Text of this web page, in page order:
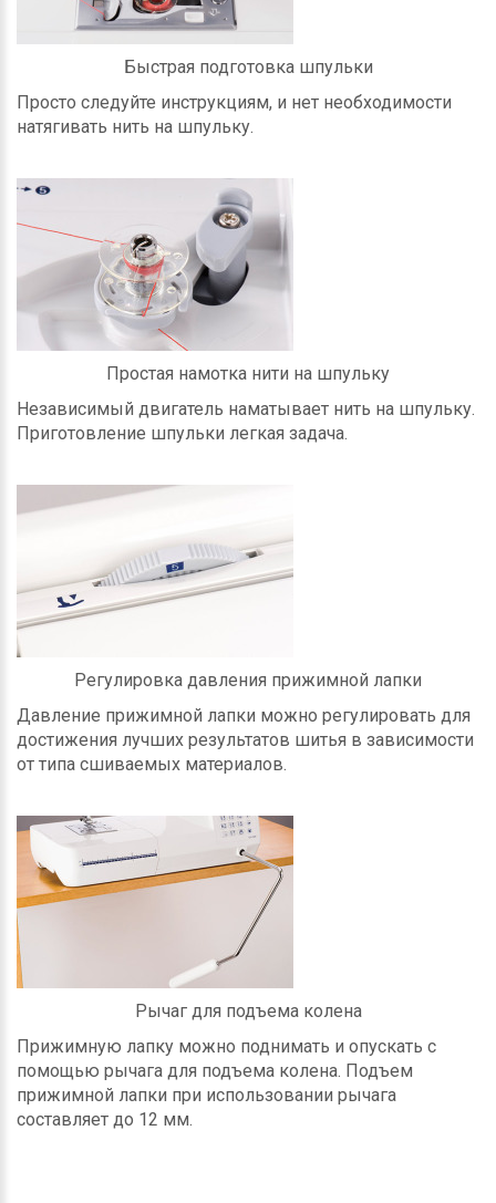
Быстрая подготовка шпульки
Просто следуйте инструкциям, и нет необходимости
натягивать нить на шпульку.
Простая намотка нити на шпульку
Независимый двигатель наматывает нить на шпульку.
Приготовление шпульки легкая задача.
Регулировка давления прижимной лапки
Давление прижимной лапки можно регулировать для
достижения лучших результатов шитья в зависимости
от типа сшиваемых материалов.
Рычаг для подъема колена
Прижимную лапку можно поднимать и опускать с
помощью рычага для подъема колена. Подъем
прижимной лапки при использовании рычага
составляет до 12 мм.